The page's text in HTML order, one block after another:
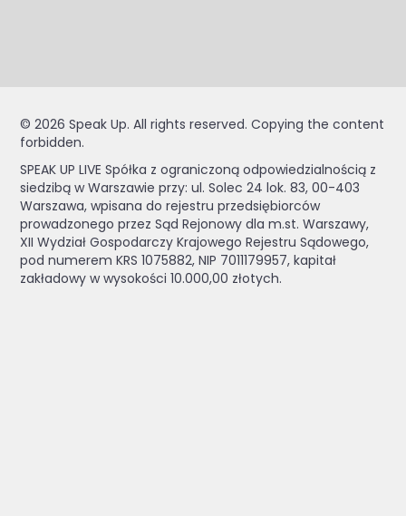
© 2026 Speak Up. All rights reserved. Copying the content
forbidden.
SPEAK UP LIVE Spółka z ograniczoną odpowiedzialnością z
siedzibą w Warszawie przy: ul. Solec 24 lok. 83, 00-403
Warszawa, wpisana do rejestru przedsiębiorców
prowadzonego przez Sąd Rejonowy dla m.st. Warszawy,
XII Wydział Gospodarczy Krajowego Rejestru Sądowego,
pod numerem KRS 1075882, NIP 7011179957, kapitał
zakładowy w wysokości 10.000,00 złotych.